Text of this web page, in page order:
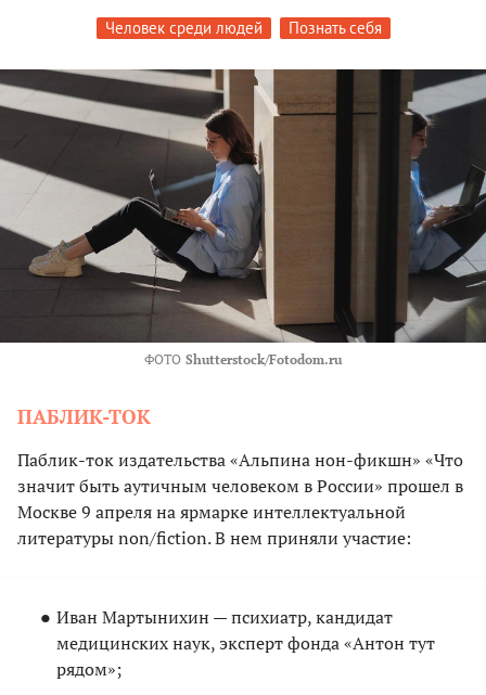
Человек среди людей Познать себя
ФОТО Shutterstock/Fotodom.ru
ПАБЛИК-ТОК
Паблик-ток издательства «Альпина нон-фикшн» «Что
значит быть аутичным человеком в России» прошел в
Москве 9 апреля на ярмарке интеллектуальной
литературы non/fiction. В нем приняли участие:
Иван Мартынихин — психиатр, кандидат
медицинских наук, эксперт фонда «Антон тут
рядом»;